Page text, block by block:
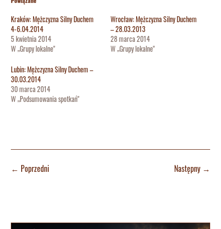
Kraków: Mężczyzna Silny Duchem
4-6.04.2014
5 kwietnia 2014
W „Grupy lokalne"
Wrocław: Mężczyzna Silny Duchem
– 28.03.2013
28 marca 2014
W „Grupy lokalne"
Lubin: Mężczyzna Silny Duchem –
30.03.2014
30 marca 2014
W „Podsumowania spotkań"
← Poprzedni Następny→